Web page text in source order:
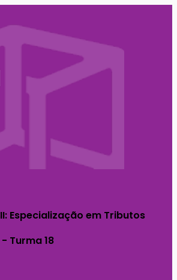
Especialização em Tributos
Turma 18